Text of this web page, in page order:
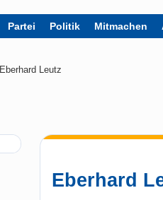
Partei Politik Mitmachen
Eberhard Leutz
Eberhard